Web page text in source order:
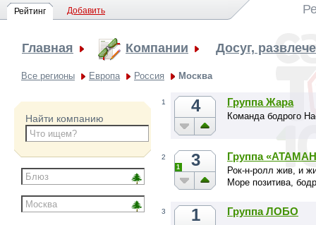
Рейтинг Добавить
Главная Компании Досуг,
Все регионы Европа Россия Москва
Найти компанию
1 4 Группа Жара
Команда бодрого
2 3
1
Группа
Рок-н-ролл жив, и
Море позитива,
3 1 Группа ЛОБО